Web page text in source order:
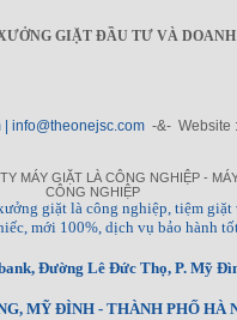
GIẶT ĐẦU TƯ VÀ
info@theonejsc.com -&- Website :
MÁY GIẶT LÀ CÔNG NGHIỆP -
CÔNG NGHIỆP
giặt là công nghiệp, tiệm
mới 100%, dịch vụ bảo hành
Đường Lê Đức Thọ, P. Mỹ
MỸ ĐÌNH - THÀNH PHỐ HÀ